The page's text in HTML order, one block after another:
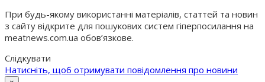
При будь-якому використанні матеріалів, статтей та новин
з сайту відкрите для пошукових систем гіперпосилання на
meatnews.com.ua обов’язкове.
Слідкувати
Натисніть, щоб отримувати повідомлення про новини